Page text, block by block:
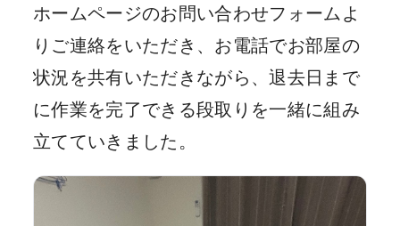
ホームページのお問い合わせフォームよ
りご連絡をいただき、お電話でお部屋の
状況を共有いただきながら、退去日まで
に作業を完了できる段取りを一緒に組み
立てていきました。